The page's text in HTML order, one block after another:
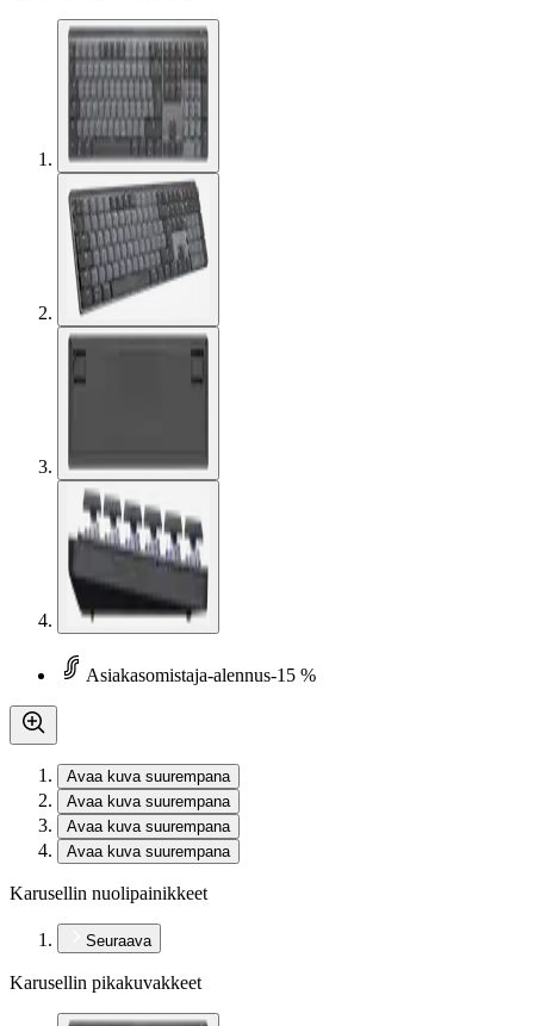
Asiakasomistaja-alennus-15 %
Avaa kuva suurempana
Avaa kuva suurempana
Avaa kuva suurempana
Avaa kuva suurempana
Karusellin nuolipainikkeet
Seuraava
Karusellin pikakuvakkeet